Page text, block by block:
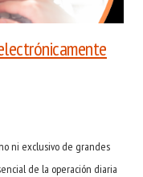
ni exclusivo de grandes
de la operación diaria